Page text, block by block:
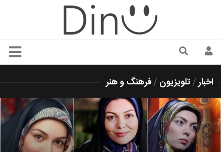
سبک زندگی
زیبایی و آرایش
شیک پوشی
دکوراسیون و چیدمان
اخبار/تلویزیون /فرهنگ و هنر